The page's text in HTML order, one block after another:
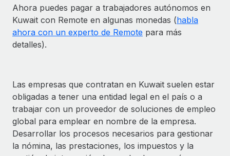
Ahora puedes pagar a trabajadores autónomos en
Kuwait con Remote en algunas monedas (habla
ahora con un experto de Remote para más
detalles).
Las empresas que contratan en Kuwait suelen estar
obligadas a tener una entidad legal en el país o a
trabajar con un proveedor de soluciones de empleo
global para emplear en nombre de la empresa.
Desarrollar los procesos necesarios para gestionar
la nómina, las prestaciones, los impuestos y la